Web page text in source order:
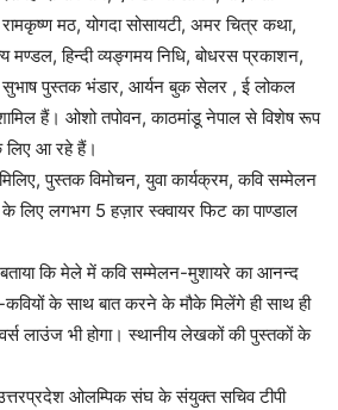
मठ, योगदा सोसायटी, अमर चित्र कथा,
मण्डल, हिन्दी व्यङ्गमय निधि, बोधरस प्रकाशन,
पुस्तक भंडार, आर्यन बुक सेलर , ई लोकल
हैं। ओशो तपोवन, काठमांडू नेपाल से विशेष रूप
लिए आ रहे हैं।
पुस्तक विमोचन, युवा कार्यक्रम, कवि सम्मेलन
लिए लगभग 5 हज़ार स्क्वायर फिट का पाण्डाल
कि मेले में कवि सम्मेलन-मुशायरे का आनन्द
के साथ बात करने के मौके मिलेंगे ही साथ ही
लाउंज भी होगा। स्थानीय लेखकों की पुस्तकों के
ओलम्पिक संघ के संयुक्त सचिव टीपी